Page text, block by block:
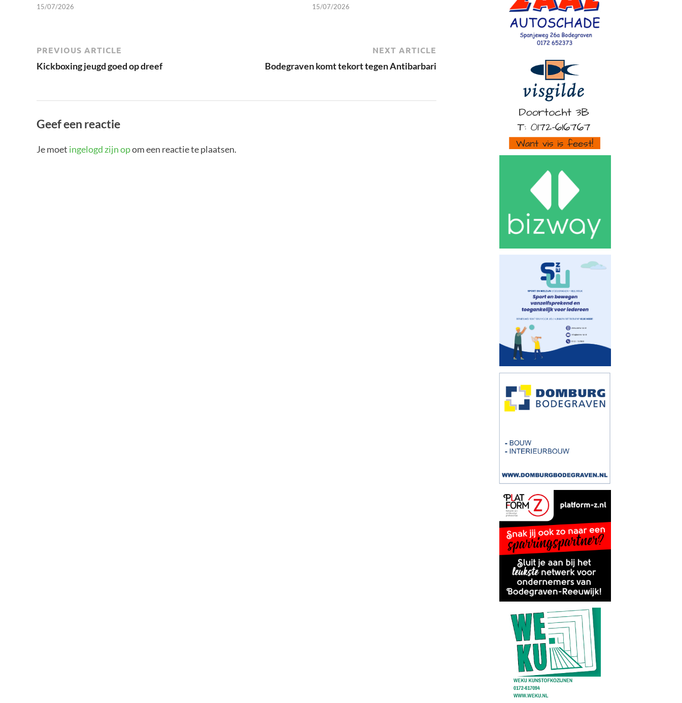
15/07/2026 15/07/2026
PREVIOUS ARTICLE
Kickboxing jeugd goed op dreef
NEXT ARTICLE
Bodegraven komt tekort tegen Antibarbari
Geef een reactie
Je moet ingelogd zijn opom een reactie te plaatsen.